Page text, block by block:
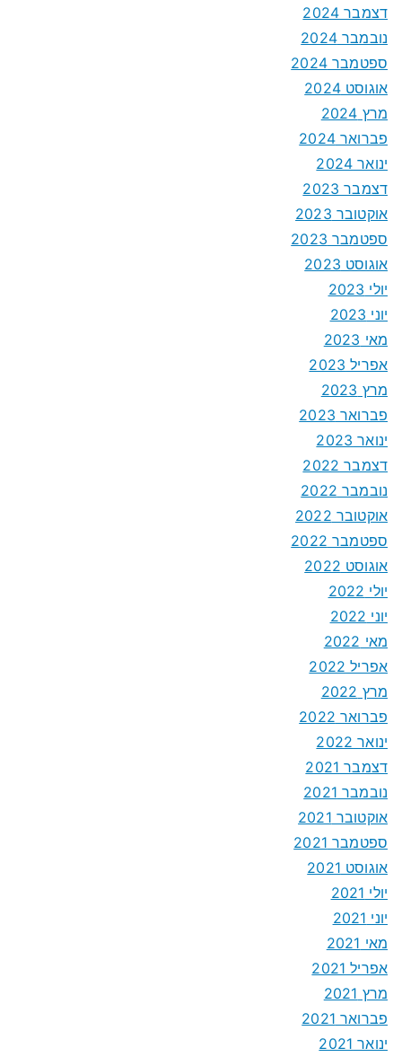
דצמבר 2024
נובמבר 2024
ספטמבר 2024
אוגוסט 2024
מרץ 2024
פברואר 2024
ינואר 2024
דצמבר 2023
אוקטובר 2023
ספטמבר 2023
אוגוסט 2023
יולי 2023
יוני 2023
מאי 2023
אפריל 2023
מרץ 2023
פברואר 2023
ינואר 2023
דצמבר 2022
נובמבר 2022
אוקטובר 2022
ספטמבר 2022
אוגוסט 2022
יולי 2022
יוני 2022
מאי 2022
אפריל 2022
מרץ 2022
פברואר 2022
ינואר 2022
דצמבר 2021
נובמבר 2021
אוקטובר 2021
ספטמבר 2021
אוגוסט 2021
יולי 2021
יוני 2021
מאי 2021
אפריל 2021
מרץ 2021
פברואר 2021
ינואר 2021